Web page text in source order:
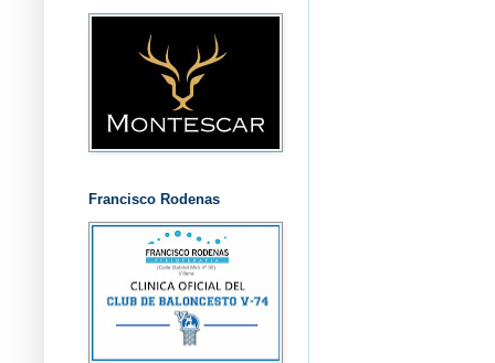
Francisco Rodenas